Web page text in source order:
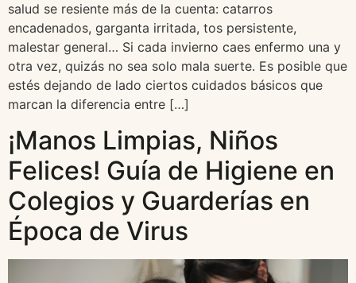
salud se resiente más de la cuenta: catarros
encadenados, garganta irritada, tos persistente,
malestar general… Si cada invierno caes enfermo una y
otra vez, quizás no sea solo mala suerte. Es posible que
estés dejando de lado ciertos cuidados básicos que
marcan la diferencia entre […]
¡Manos Limpias, Niños
Felices! Guía de Higiene en
Colegios y Guarderías en
Época de Virus